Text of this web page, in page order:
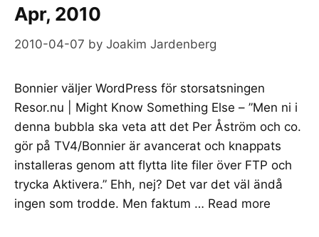
Apr, 2010
2010-04-07 by Joakim Jardenberg
Bonnier väljer WordPress för storsatsningen
Resor.nu | Might Know Something Else – ”Men ni i
denna bubbla ska veta att det Per Åström och co.
gör på TV4/Bonnier är avancerat och knappats
installeras genom att flytta lite filer över FTP och
trycka Aktivera.” Ehh, nej? Det var det väl ändå
ingen som trodde. Men faktum … Read more